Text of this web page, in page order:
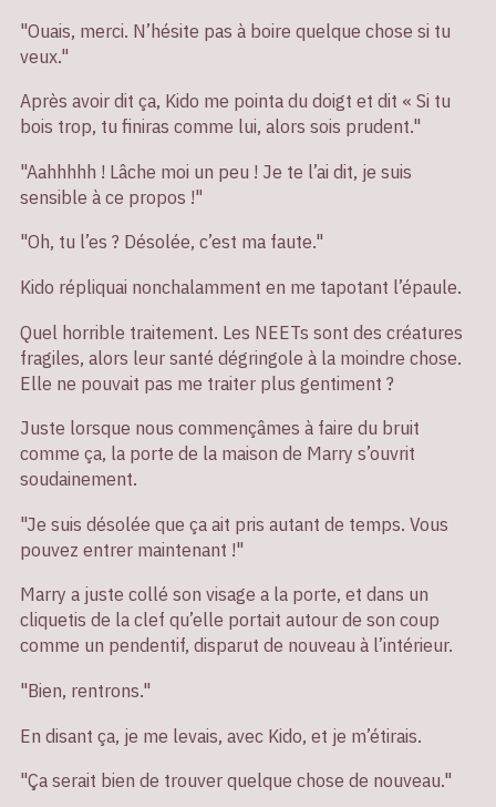
"Ouais, merci. N’hésite pas à boire quelque chose si tu
veux."
Après avoir dit ça, Kido me pointa du doigt et dit « Si tu
bois trop, tu finiras comme lui, alors sois prudent."
"Aahhhhh ! Lâche moi un peu ! Je te l’ai dit, je suis
sensible à ce propos !"
"Oh, tu l’es ? Désolée, c’est ma faute."
Kido répliquai nonchalamment en me tapotant l’épaule.
Quel horrible traitement. Les NEETs sont des créatures
fragiles, alors leur santé dégringole à la moindre chose.
Elle ne pouvait pas me traiter plus gentiment ?
Juste lorsque nous commençâmes à faire du bruit
comme ça, la porte de la maison de Marry s’ouvrit
soudainement.
"Je suis désolée que ça ait pris autant de temps. Vous
pouvez entrer maintenant !"
Marry a juste collé son visage a la porte, et dans un
cliquetis de la clef qu’elle portait autour de son coup
comme un pendentif, disparut de nouveau à l’intérieur.
"Bien, rentrons."
En disant ça, je me levais, avec Kido, et je m’étirais.
"Ça serait bien de trouver quelque chose de nouveau."